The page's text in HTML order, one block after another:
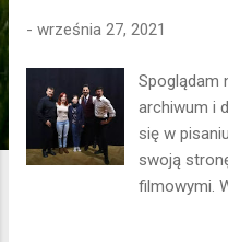
- września 27, 2021
Spoglądam
archiwum i
się w
swoją
filmowymi.